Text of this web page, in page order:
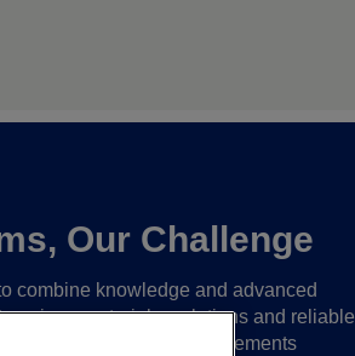
Our Challenge
combine knowledge and advanced
unique materials, solutions and reliable
make ever greater achievements